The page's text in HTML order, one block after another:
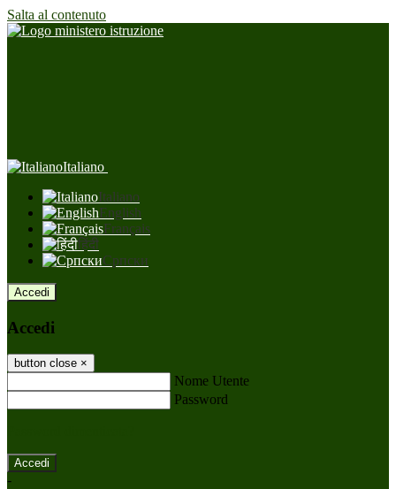
Salta al contenuto
Italiano
Italiano
English
Français
हिंदी
Српски
Accedi
Accedi
button close ×
Nome Utente
Password
-